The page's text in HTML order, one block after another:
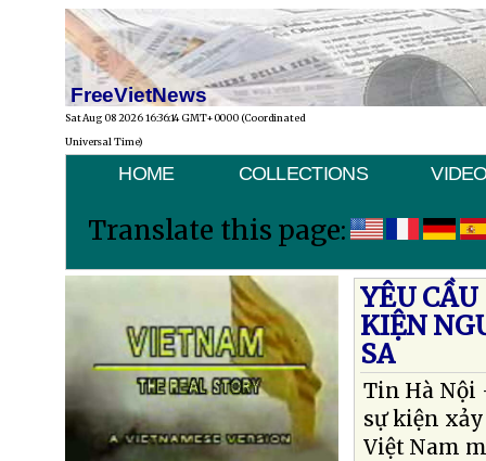
FreeVietNews
Sat Aug 08 2026 16:36:14 GMT+0000 (Coordinated
Universal Time)
HOME COLLECTIONS
Translate this page:
YÊU
KIỆN
SA
Tin Hà Nội
sự kiện
Việt Nam